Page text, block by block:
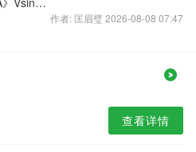
作者: 匡眉璧 2026-08-08 07:47
查看详情